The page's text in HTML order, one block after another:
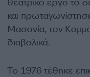
θεατρικό έργο το
και
Μασονία, τον
διαβολικά.
Το 1976 τέθηκε